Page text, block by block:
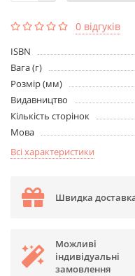
0 відгуків
ISBN
Вага (г)
Розмір (мм)
Видавництво
Кількість сторінок
Мова
Всі характеристики
Швидка
Можливі
індивідуальні
замовлення